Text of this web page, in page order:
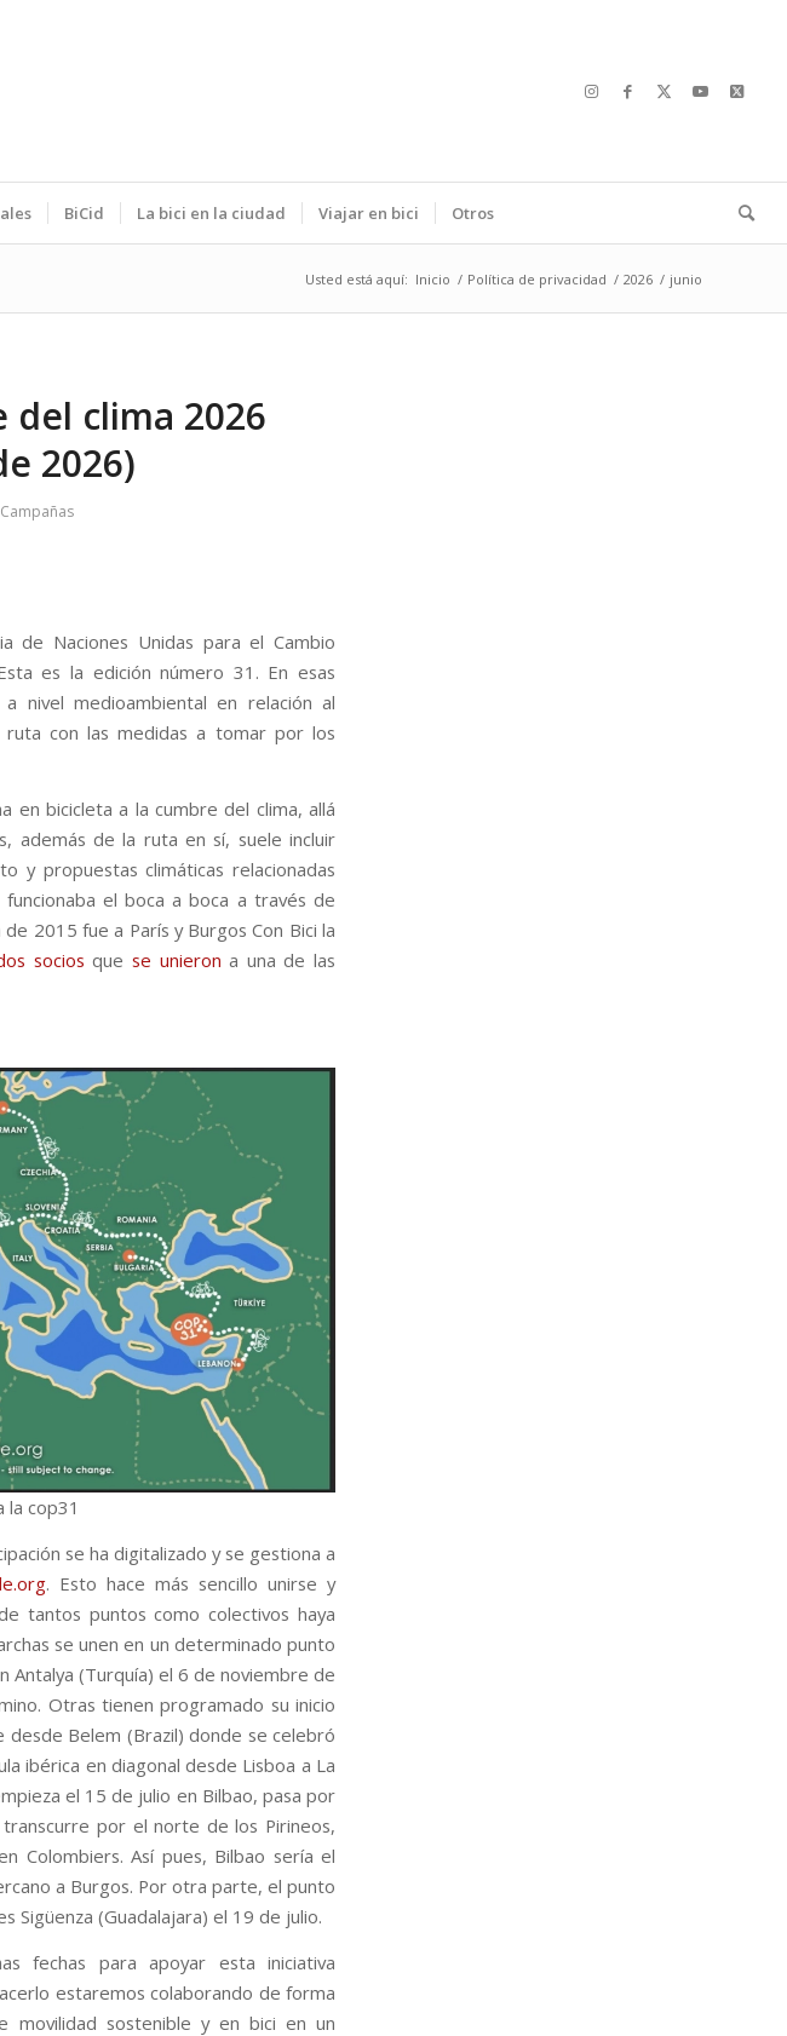
BiCid La bici en la ciudad Viajar en bici Otros
Usted está aquí: Inicio / Política de privacidad / 2026 / junio
del clima 2026
2026)
Campañas
de Naciones Unidas para el Cambio
es la edición número 31. En esas
nivel medioambiental en relación al
con las medidas a tomar por los
en bicicleta a la cumbre del clima, allá
además de la ruta en sí, suele incluir
y propuestas climáticas relacionadas
el boca a boca a través de
2015 fue a París y Burgos Con Bici la
socios que se unieron a una de las
la cop31
se ha digitalizado y se gestiona a
. Esto hace más sencillo unirse y
tantos puntos como colectivos haya
se unen en un determinado punto
Antalya (Turquía) el 6 de noviembre de
Otras tienen programado su inicio
desde Belem (Brazil) donde se celebró
ibérica en diagonal desde Lisboa a La
el 15 de julio en Bilbao, pasa por
transcurre por el norte de los Pirineos,
Colombiers. Así pues, Bilbao sería el
a Burgos. Por otra parte, el punto
Sigüenza (Guadalajara) el 19 de julio.
fechas para apoyar esta iniciativa
estaremos colaborando de forma
movilidad sostenible y en bici en un